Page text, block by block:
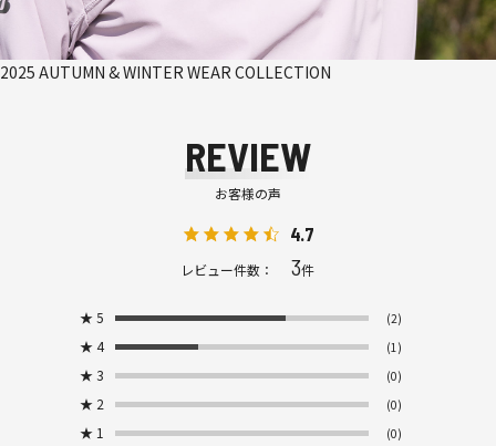
2025 AUTUMN & WINTER WEAR COLLECTION
REVIEW
お客様の声
4.7
レビュー件数： 3件
★ 5 (2)
★ 4 (1)
★ 3 (0)
★ 2 (0)
★ 1 (0)